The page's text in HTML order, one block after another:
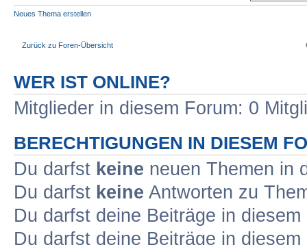
Neues Thema erstellen
Zurück zu Foren-Übersicht
WER IST ONLINE?
Mitglieder in diesem Forum: 0
BERECHTIGUNGEN IN DIESEM
Du darfst keine neuen Themen in
Du darfst keine Antworten zu
Du darfst deine Beiträge in
Du darfst deine Beiträge in